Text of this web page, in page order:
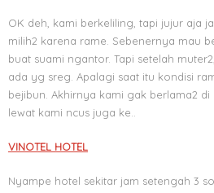
OK deh, kami berkeliling, tapi jujur aja
milih2 karena rame. Sebenernya mau
buat suami ngantor. Tapi setelah
ada yg sreg. Apalagi saat itu kondisi
bejibun. Akhirnya kami gak berlama2 di
lewat kami ncus juga ke..
VINOTEL HOTEL
Nyampe hotel sekitar jam setengah 3